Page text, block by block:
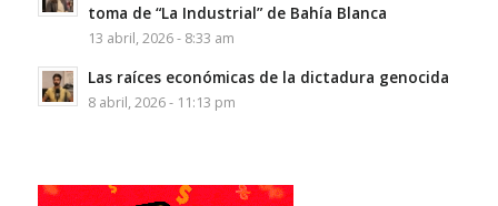
toma de “La Industrial” de Bahía Blanca
13 abril, 2026 - 8:33 am
Las raíces económicas de la dictadura genocida
8 abril, 2026 - 11:13 pm